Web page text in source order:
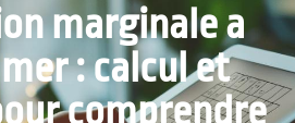
marginale a
: calcul et
comprendre